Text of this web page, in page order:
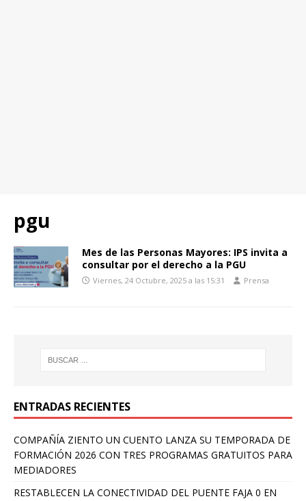
pgu
Mes de las Personas Mayores: IPS invita a
consultar por el derecho a la PGU
Viernes, 24 Octubre, 2025 a las 15:31 Prensa
ENTRADAS RECIENTES
COMPAÑÍA ZIENTO UN CUENTO LANZA SU TEMPORADA DE
FORMACIÓN 2026 CON TRES PROGRAMAS GRATUITOS PARA
MEDIADORES
RESTABLECEN LA CONECTIVIDAD DEL PUENTE FAJA 0 EN